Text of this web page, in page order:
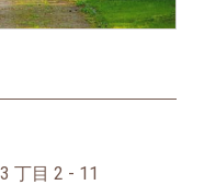
丁目 2 - 11